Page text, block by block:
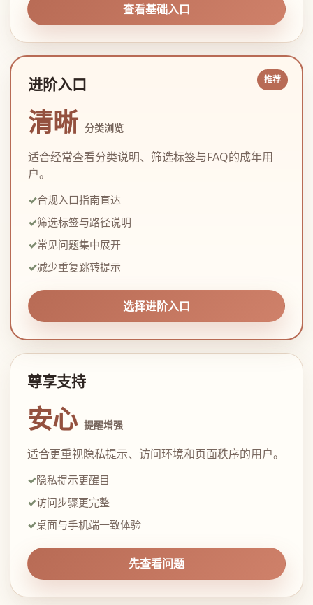
查看基础入口
进阶入口
清晰 分类浏览
适合经常查看分类说明、筛选标签与FAQ的成年用
户。
合规入口指南直达
筛选标签与路径说明
常见问题集中展开
减少重复跳转提示
选择进阶入口
尊享支持
安心 提醒增强
适合更重视隐私提示、访问环境和页面秩序的用户。
隐私提示更醒目
访问步骤更完整
桌面与手机端一致体验
先查看问题